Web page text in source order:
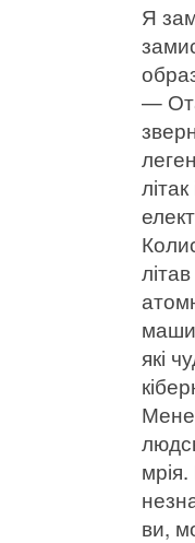
Я
—
які
Мене
ви,